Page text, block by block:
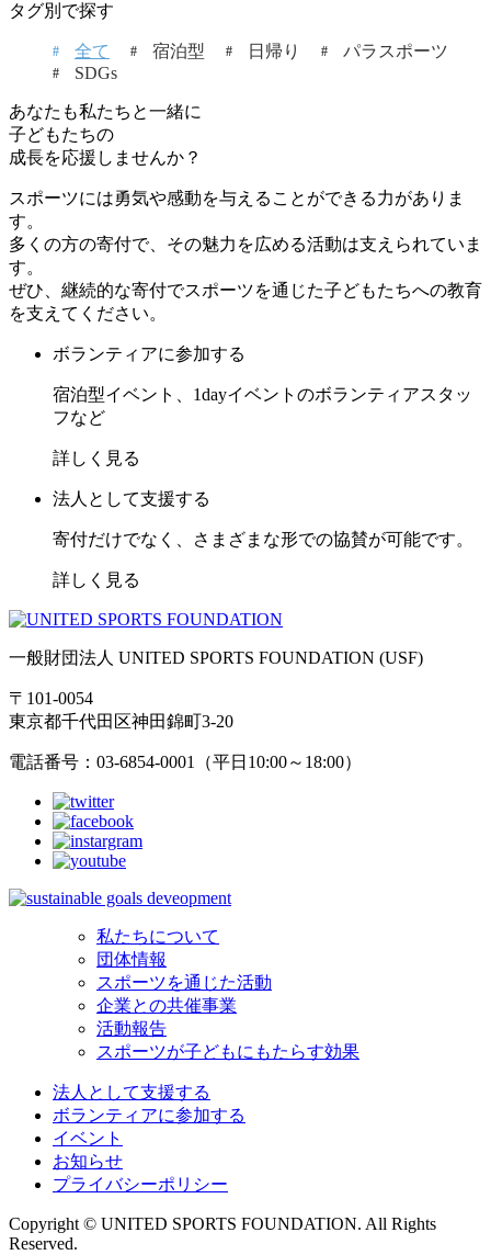
タグ別で探す
全て 宿泊型 日帰り
パラスポーツ
SDGs
あなたも私たちと一緒に
子どもたちの
成長を応援しませんか？
スポーツには勇気や感動を与えることができる力がありま
す。
多くの方の寄付で、その魅力を広める活動は支えられていま
す。
ぜひ、継続的な寄付でスポーツを通じた子どもたちへの教育
を支えてください。
ボランティアに参加する
宿泊型イベント、1dayイベントのボランティアスタッ
フなど
詳しく見る
法人として支援する
寄付だけでなく、さまざまな形での協賛が可能です。
詳しく見る
一般財団法人 UNITED SPORTS FOUNDATION (USF)
〒101-0054
東京都千代田区神田錦町3-20
電話番号：03-6854-0001（平日10:00～18:00）
私たちについて
団体情報
スポーツを通じた活動
企業との共催事業
活動報告
スポーツが子どもにもたらす効果
法人として支援する
ボランティアに参加する
イベント
お知らせ
プライバシーポリシー
Copyright © UNITED SPORTS FOUNDATION. All Rights
Reserved.